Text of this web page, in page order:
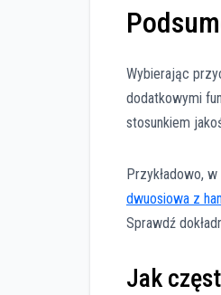
Wybierając
dodatkowymi
stosunkiem
Przykładowo,
dwuosiowa z
Sprawdź
Jak